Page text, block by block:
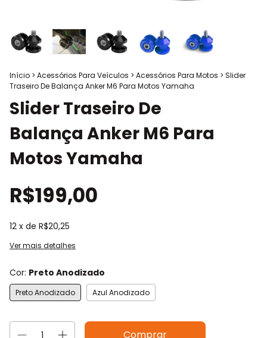
Início > Acessórios Para Veículos > Acessórios Para Motos > Slider
Traseiro De Balança Anker M6 Para Motos Yamaha
Slider Traseiro De
Balança Anker M6 Para
Motos Yamaha
R$199,00
12 x de R$20,25
Ver mais detalhes
Cor: Preto Anodizado
Preto Anodizado Azul Anodizado